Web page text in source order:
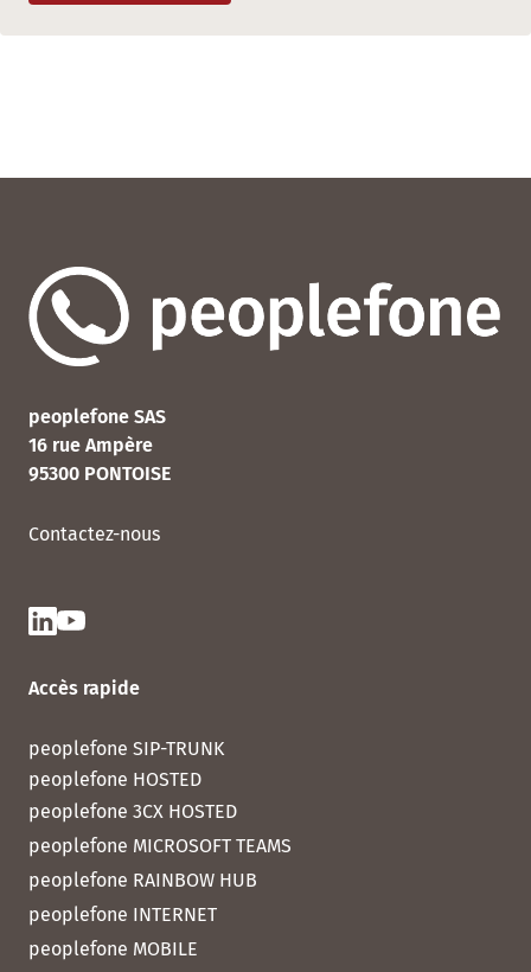
peoplefone SAS
16 rue Ampère
95300 PONTOISE
Contactez-nous
Accès rapide
peoplefone SIP-TRUNK
peoplefone HOSTED
peoplefone 3CX HOSTED
peoplefone MICROSOFT TEAMS
peoplefone RAINBOW HUB
peoplefone INTERNET
peoplefone MOBILE